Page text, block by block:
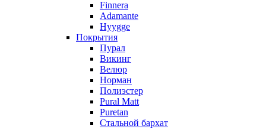
Finnera
Adamante
Hyygge
Покрытия
Пурал
Викинг
Велюр
Норман
Полиэстер
Pural Matt
Puretan
Стальной бархат